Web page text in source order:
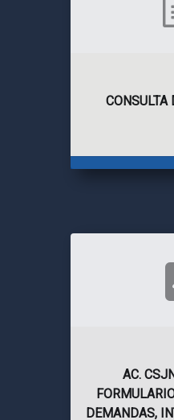
CONSULTA
AC.
DEMANDAS,